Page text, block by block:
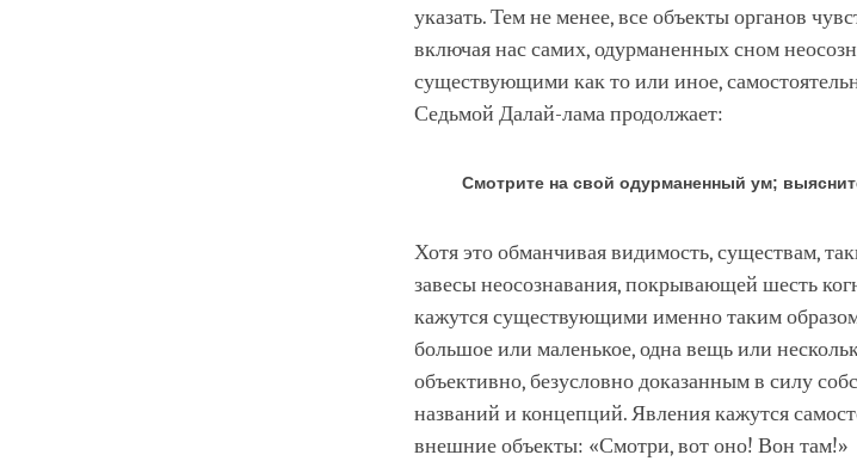
указать. Тем не менее, все объекты органов
включая нас самих, одурманенных сном
существующими как то или иное,
Седьмой Далай-лама продолжает:
Смотрите на свой одурманенный ум;
Хотя это обманчивая видимость, существам,
завесы неосознавания, покрывающей шесть
кажутся существующими именно таким
большое или маленькое, одна вещь или
объективно, безусловно доказанным в силу
названий и концепций. Явления кажутся
внешние объекты: «Смотри, вот оно! Вон там!»